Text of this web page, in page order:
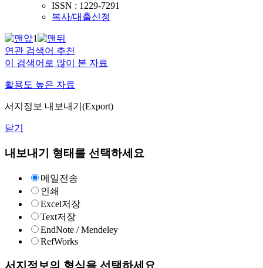
ISSN : 1229-7291
복사/대출신청
1
연관 검색어 추천
이 검색어로 많이 본 자료
활용도 높은 자료
서지정보 내보내기(Export)
닫기
내보내기 형태를 선택하세요
메일전송
인쇄
Excel저장
Text저장
EndNote / Mendeley
RefWorks
서지정보의 형식을 선택하세요